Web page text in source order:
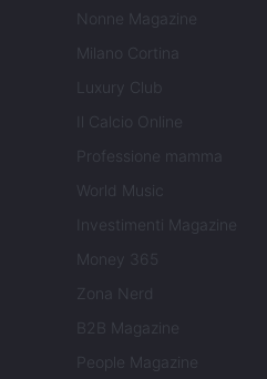
Nonne Magazine
Milano Cortina
Luxury Club
Il Calcio Online
Professione mamma
World Music
Investimenti Magazine
Money 365
Zona Nerd
B2B Magazine
People Magazine